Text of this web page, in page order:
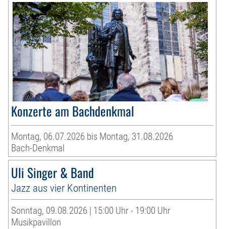
Konzerte am Bachdenkmal
Montag, 06.07.2026 bis Montag, 31.08.2026
Bach-Denkmal
Uli Singer & Band
Jazz aus vier Kontinenten
Sonntag, 09.08.2026 | 15:00 Uhr - 19:00 Uhr
Musikpavillon